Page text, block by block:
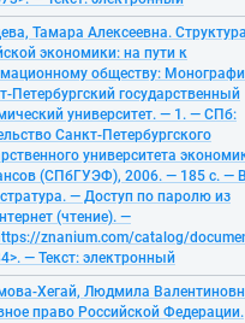
Тамара Алексеевна.
экономики: на пути к
обществу:
Петербургский государственный
университет. — 1. — СПб:
Санкт-Петербургского
университета
(СПбГУЭФ), 2006. — 185 с. —
— Доступ по паролю из
(чтение). —
znanium.com/catalog/
— Текст: электронный
Хегай, Людмила
право Российской Федерации.